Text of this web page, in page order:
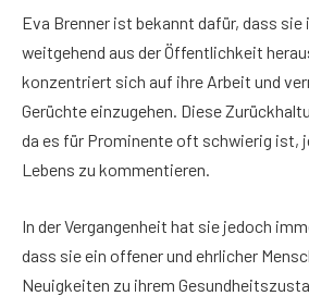
Eva Brenner ist bekannt dafür, dass sie
weitgehend aus der Öffentlichkeit
konzentriert sich auf ihre Arbeit und
Gerüchte einzugehen. Diese
da es für Prominente oft schwierig ist,
Lebens zu kommentieren.
In der Vergangenheit hat sie jedoch
dass sie ein offener und ehrlicher
Neuigkeiten zu ihrem